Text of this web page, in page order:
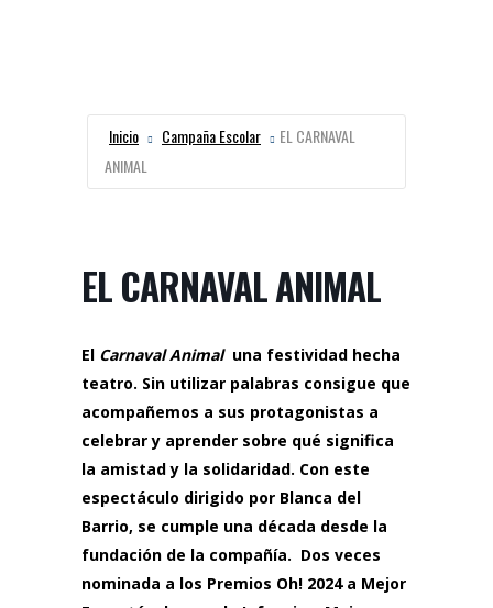
Inicio Campaña Escolar
EL CARNAVAL
ANIMAL
EL CARNAVAL ANIMAL
El Carnaval Animaluna festividad hecha
teatro. Sin utilizar palabras consigue que
acompañemos a sus protagonistas a
celebrar y aprender sobre qué significa
la amistad y la solidaridad. Con este
espectáculo dirigido por Blanca del
Barrio, se cumple una década desde la
fundación de la compañía. Dos veces
nominada a los Premios Oh! 2024 a Mejor